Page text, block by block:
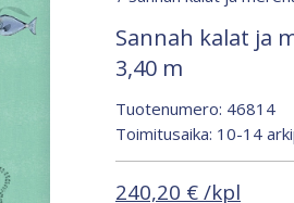
Sannah kalat ja
3,40 m
Tuotenumero: 46814
Toimitusaika: 10-14
240,20 € /kpl